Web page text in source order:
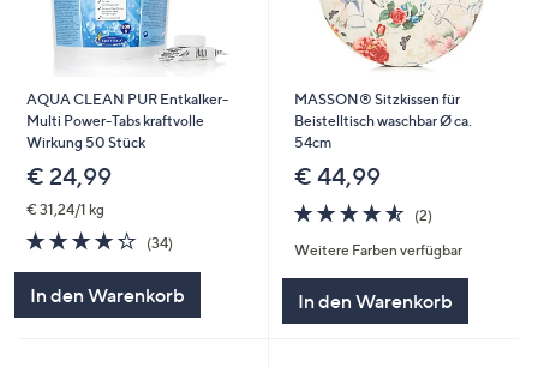
AQUA CLEAN PUR Entkalker-
Multi Power-Tabs kraftvolle
Wirkung 50 Stück
€ 24,99
€ 31,24/1 kg
4.3
von
5
(34)
In den Warenkorb
MASSON® Sitzkissen für
Beistelltisch waschbar Ø ca.
54cm
€ 44,99
4.5
von
5
(2)2
Weitere Farben verfügbar
In den Warenkorb